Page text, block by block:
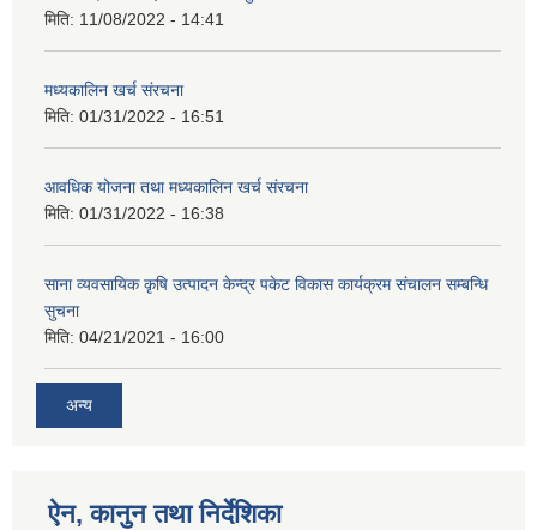
मिति: 11/08/2022 - 14:41
मध्यकालिन खर्च संरचना
मिति: 01/31/2022 - 16:51
आवधिक योजना तथा मध्यकालिन खर्च संरचना
मिति: 01/31/2022 - 16:38
साना व्यवसायिक कृषि उत्पादन केन्द्र पकेट विकास कार्यक्रम संचालन सम्बन्धि
सुचना
मिति: 04/21/2021 - 16:00
अन्य
ऐन, कानुन तथा निर्देशिका